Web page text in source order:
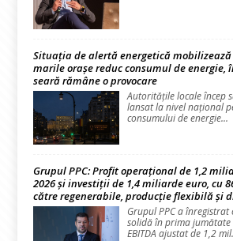
Situația de alertă energetică
marile orașe reduc consumul de energie,
seară rămâne o provocare
Autoritățile locale încep
lansat la nivel național
consumului de energie...
Grupul PPC: Profit operațional de 1,2
2026 și investiții de 1,4 miliarde euro, cu
către regenerabile, producție flexibilă și
Grupul PPC a
solidă în prima
EBITDA ajustat de 1,2